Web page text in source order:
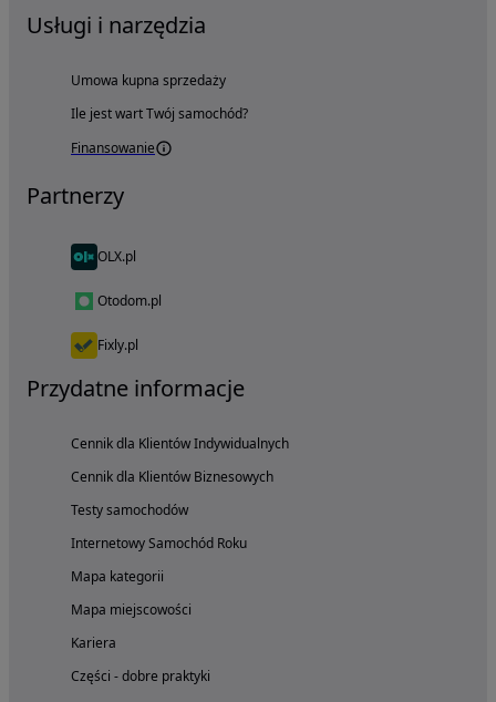
Usługi i narzędzia
Umowa kupna sprzedaży
Ile jest wart Twój samochód?
Finansowanie
Partnerzy
OLX.pl
Otodom.pl
Fixly.pl
Przydatne informacje
Cennik dla Klientów Indywidualnych
Cennik dla Klientów Biznesowych
Testy samochodów
Internetowy Samochód Roku
Mapa kategorii
Mapa miejscowości
Kariera
Części - dobre praktyki